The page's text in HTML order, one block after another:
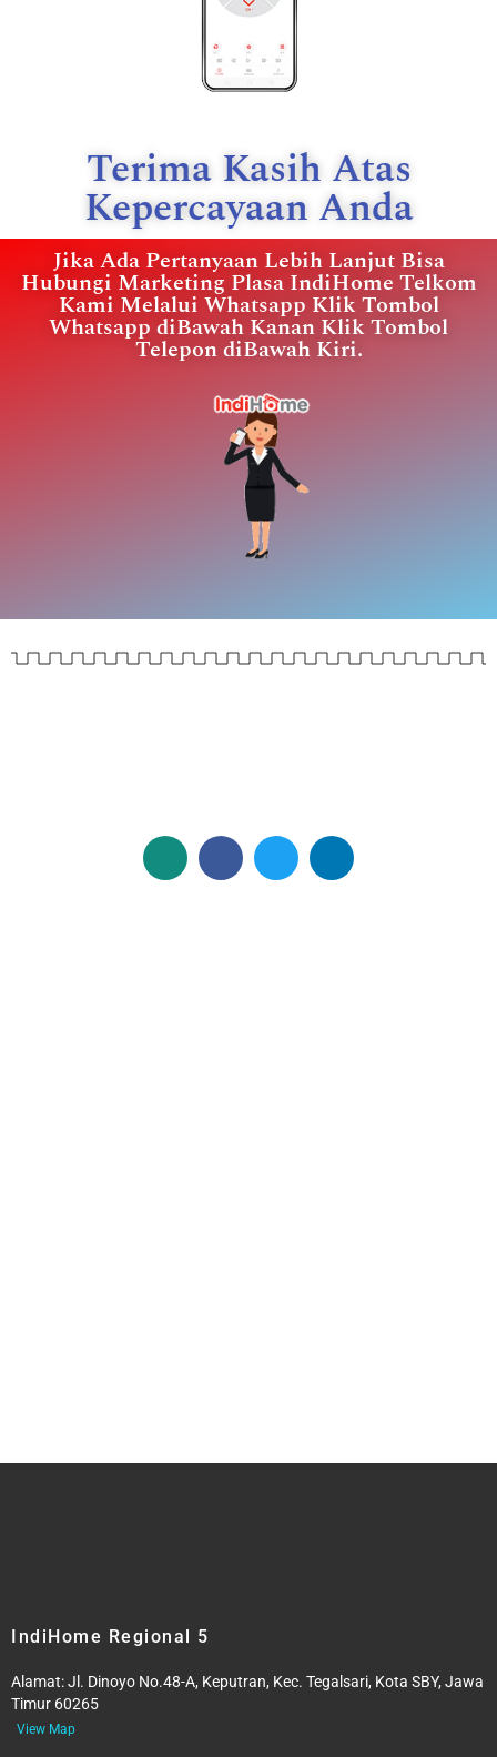
Terima Kasih Atas
Kepercayaan Anda
Jika Ada Pertanyaan Lebih Lanjut Bisa
Hubungi Marketing Plasa IndiHome Telkom
Kami Melalui Whatsapp Klik Tombol
Whatsapp diBawah Kanan Klik Tombol
Telepon diBawah Kiri.
IndiHome Regional 5
Alamat:Jl. Dinoyo No.48-A, Keputran, Kec. Tegalsari, Kota SBY, Jawa
Timur 60265
View Map